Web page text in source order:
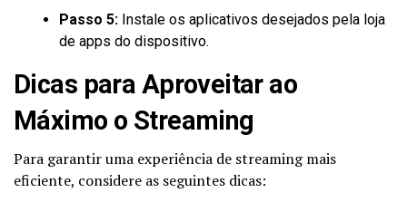
Passo 5: Instale os aplicativos desejados pela loja
de apps do dispositivo.
Dicas para Aproveitar ao
Máximo o Streaming
Para garantir uma experiência de streaming mais
eficiente, considere as seguintes dicas: